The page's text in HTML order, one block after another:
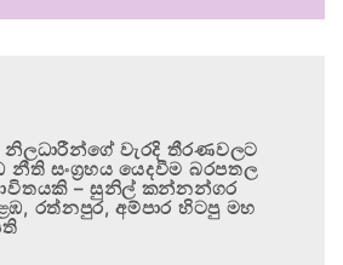
නිලධාරීන්ගේ වැරදි තීරණවලට
නීති සංග්‍රහය යෙදවීම බරපතල
– සුනිල් කන්නන්ගර
රත්නපුර, අම්පාර හිටපු මහ